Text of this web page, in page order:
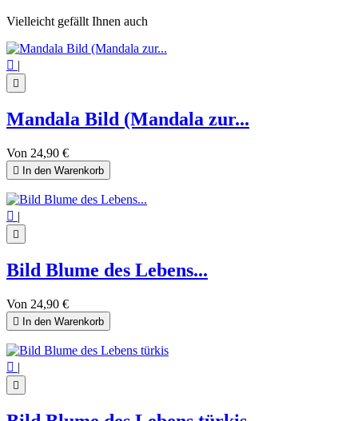
Vielleicht gefällt Ihnen auch
 |

Mandala Bild (Mandala zur...
Von 24,90 €
 In den Warenkorb
 |

Bild Blume des Lebens...
Von 24,90 €
 In den Warenkorb
 |
